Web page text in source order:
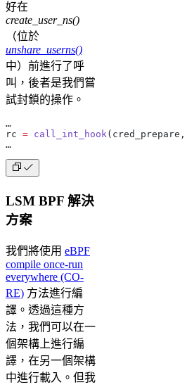
好在
create_user_ns()
（位於
unshare_userns()
中）前進行了呼
叫，後者是我們嘗
試封鎖的操作。
…
rc = call_int_hook(cred_prepare,
…
LSM BPF 解決
方案
我們將使用 eBPF
compile once-run
everywhere (CO-
RE) 方法進行編
譯。透過這種方
法，我們可以在一
個架構上進行編
譯，在另一個架構
中進行載入。但我